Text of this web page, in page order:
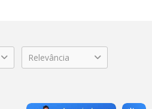
Relevância